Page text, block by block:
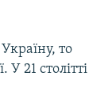
то
У 21 столітті